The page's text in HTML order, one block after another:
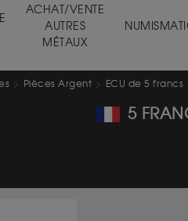
ACHAT/VENTE
AUTRES
MÉTAUX
Pièces Argent ECU de 5 francs
5